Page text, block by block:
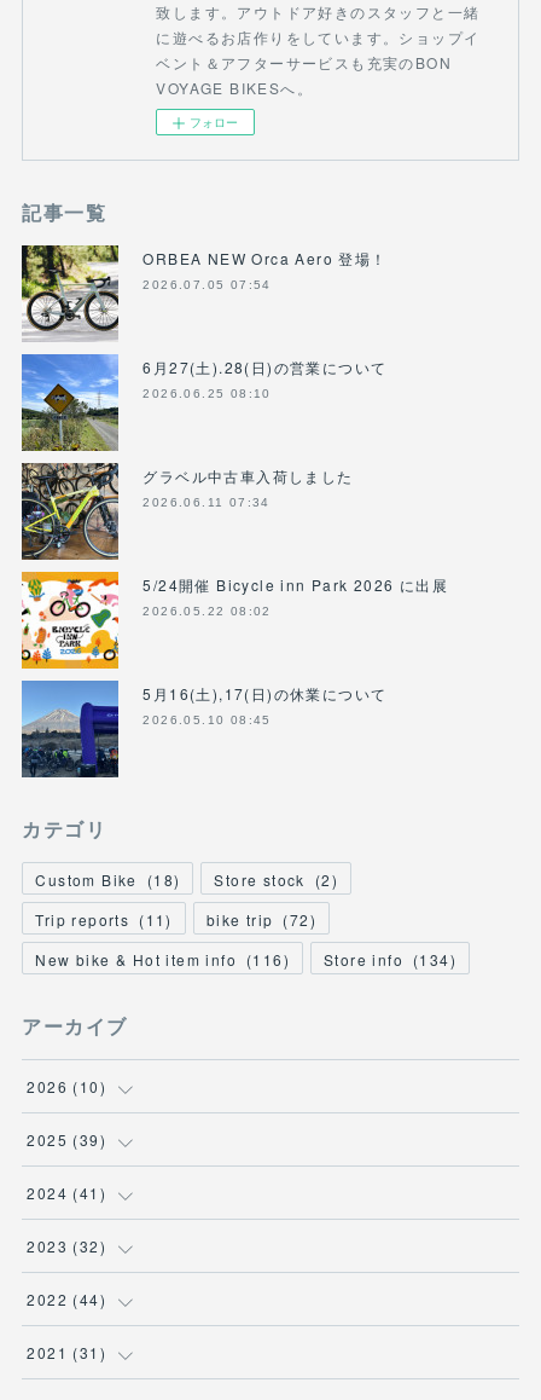
致します。アウトドア好きのスタッフと一緒
に遊べるお店作りをしています。ショップイ
ベント＆アフターサービスも充実のBON
VOYAGE BIKESへ。
フォロー
記事一覧
ORBEA NEW Orca Aero 登場！
2026.07.05 07:54
6月27(土).28(日)の営業について
2026.06.25 08:10
グラベル中古車入荷しました
2026.06.11 07:34
5/24開催 Bicycle inn Park 2026 に出展
2026.05.22 08:02
5月16(土),17(日)の休業について
2026.05.10 08:45
カテゴリ
Custom Bike (18) Store stock (2)
Trip reports (11) bike trip (72)
New bike & Hot item info
(116) Store info (134)
アーカイブ
2026 (10)
(1)
( 2 )
(3)
( 2 )
2025 (39)
(2 )
(2)
( 2 )
( 2 )
2024 (41 )
(6)
( 4 )
(5 )
2023 (32)
(2)
(1 )
2022 (44)
(3 )
2021 (31 )